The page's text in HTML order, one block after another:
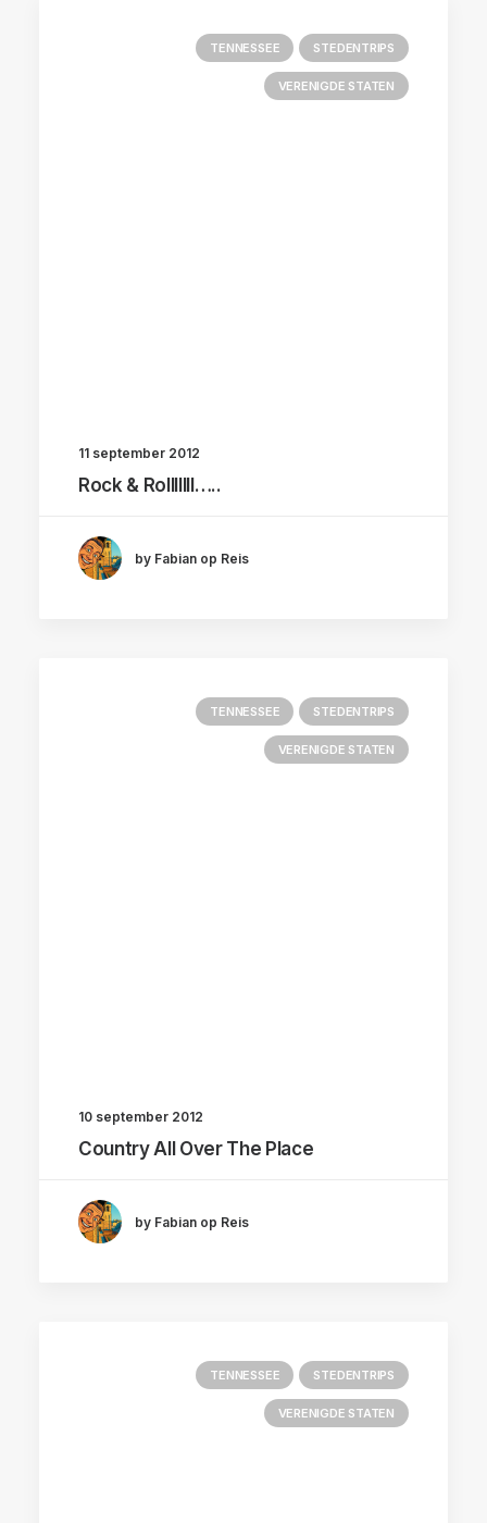
TENNESSEE STEDENTRIPS
VERENIGDE STATEN
11 september 2012
Rock & Rolllllll…..
by Fabian op Reis
TENNESSEE STEDENTRIPS
VERENIGDE STATEN
10 september 2012
Country All Over The Place
by Fabian op Reis
TENNESSEE STEDENTRIPS
VERENIGDE STATEN